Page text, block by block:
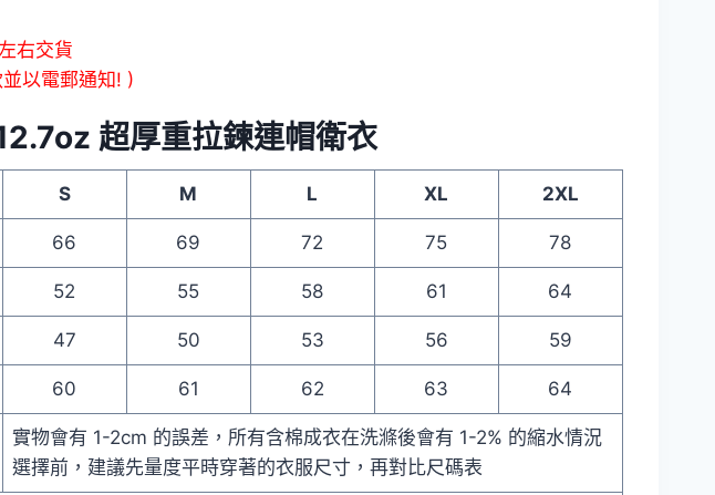
右交貨
以電郵通知! )
超厚重拉鍊連帽衛衣
S M L XL 2XL
66 69 72 75 78
52 55 58 61 64
47 50 53 56 59
60 61 62 63 64
實物會有 1-2cm 的誤差，所有含棉成衣在洗滌後會有 1-2% 的縮水情況
選擇前，建議先量度平時穿著的衣服尺寸，再對比尺碼表